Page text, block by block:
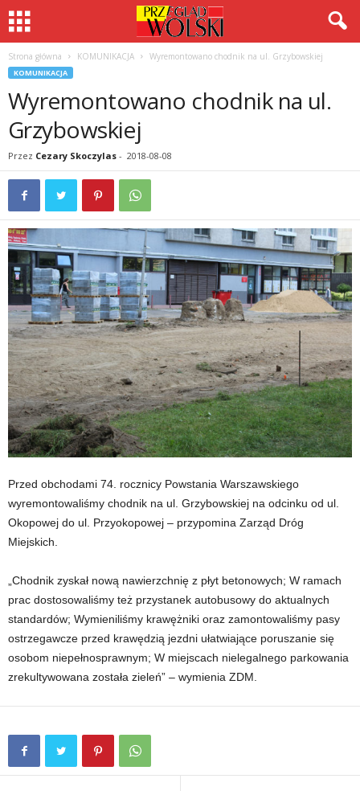
Strona główna KOMUNIKACJA Wyremontowano chodnik na ul. Grzybowskiej
KOMUNIKACJA
Wyremontowano chodnik na ul.
Grzybowskiej
Przez Cezary Skoczylas - 2018-08-08
Przed obchodami 74. rocznicy Powstania Warszawskiego
wyremontowaliśmy chodnik na ul. Grzybowskiej na odcinku od ul.
Okopowej do ul. Przyokopowej – przypomina Zarząd Dróg
Miejskich.
„Chodnik zyskał nową nawierzchnię z płyt betonowych; W ramach
prac dostosowaliśmy też przystanek autobusowy do aktualnych
standardów; Wymieniliśmy krawężniki oraz zamontowaliśmy pasy
ostrzegawcze przed krawędzią jezdni ułatwiające poruszanie się
osobom niepełnosprawnym; W miejscach nielegalnego parkowania
zrekultywowana została zieleń” – wymienia ZDM.